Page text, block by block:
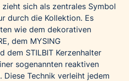
sich als zentrales Symbol
durch die Kollektion. Es
wie dem dekorativen
, dem MYSING
dem STILBIT Kerzenhalter
sogenannten reaktiven
Diese Technik verleiht jedem